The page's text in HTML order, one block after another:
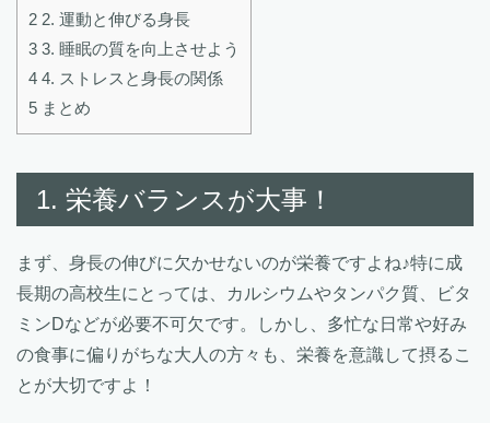
2 2. 運動と伸びる身長
3 3. 睡眠の質を向上させよう
4 4. ストレスと身長の関係
5 まとめ
1. 栄養バランスが大事！
まず、身長の伸びに欠かせないのが栄養ですよね♪特に成
長期の高校生にとっては、カルシウムやタンパク質、ビタ
ミンDなどが必要不可欠です。しかし、多忙な日常や好み
の食事に偏りがちな大人の方々も、栄養を意識して摂るこ
とが大切ですよ！